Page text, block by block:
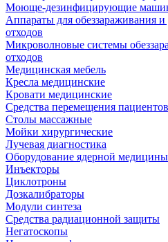
Моюще-дезинфицирующие
Аппараты для обеззараживания
отходов
Микроволновые системы
отходов
Медицинская мебель
Кресла медицинские
Кровати медицинские
Средства перемещения пациентов
Столы массажные
Мойки хирургические
Лучевая диагностика
Оборудование ядерной медицины
Инъекторы
Циклотроны
Дозкалибраторы
Модули синтеза
Средства радиационной защиты
Негатоскопы